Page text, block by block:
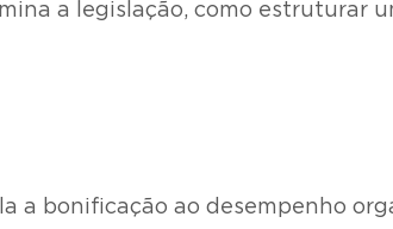
a legislação, como estruturar
a bonificação ao desempenho